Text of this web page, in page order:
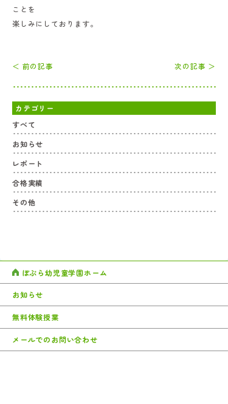
ことを
楽しみにしております。
＜ 前の記事 次の記事 ＞
カテゴリー
すべて
お知らせ
レポート
合格実績
その他
ぽぷら幼児童学園ホーム
お知らせ
無料体験授業
メールでのお問い合わせ